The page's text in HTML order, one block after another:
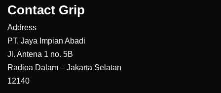
Contact Grip
Address
PT. Jaya Impian Abadi
Jl. Antena 1 no. 5B
Radioa Dalam – Jakarta Selatan
12140